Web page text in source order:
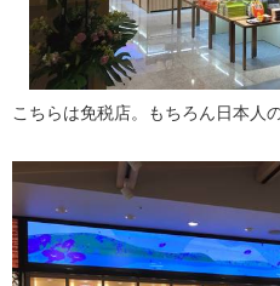
こちらは免税店。もちろん日本人